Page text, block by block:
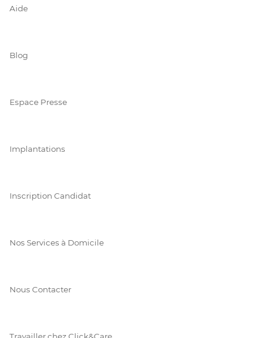
Aide
Blog
Espace Presse
Implantations
Inscription Candidat
Nos Services à Domicile
Nous Contacter